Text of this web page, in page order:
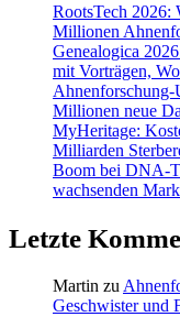
RootsTech 2026:
Millionen
Genealogica
mit Vorträgen,
Millionen neue
MyHeritage:
Milliarden
Boom bei DNA-
wachsenden
Letzte
Martin zu
Geschwister und